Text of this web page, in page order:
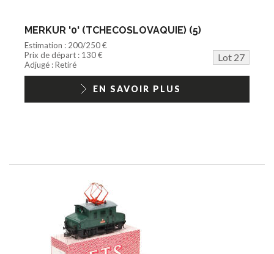
MERKUR '0' (TCHECOSLOVAQUIE) (5)
Estimation : 200/250 €
Prix de départ : 130 €
Lot 27
Adjugé : Retiré
EN SAVOIR PLUS